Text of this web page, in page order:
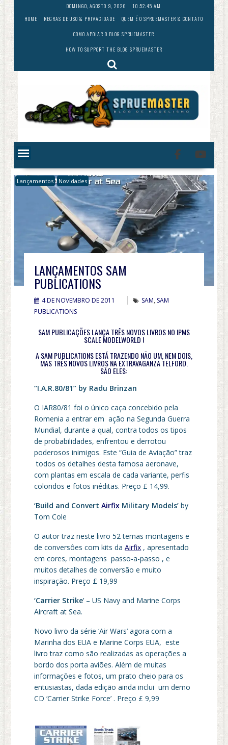
Skip
to
content
DOMINGO, AGOSTO 9, 2026
10:52:46 AM
HOME
REGRAS DE USO & PRIVACIDADE
QUEM É O SPRUEMASTER & CONTATO
COMO APOIAR O BLOG SPRUEMASTER
HOW TO SUPPORT THE BLOG SPRUEMASTER
Lançamentos Novidades
LANÇAMENTOS SAM
PUBLICATIONS
4 DE NOVEMBRO DE 2011 SAM, SAM
PUBLICATIONS
SAM PUBLICAÇÕES LANÇA TRÊS NOVOS LIVROS NO IPMS
SCALE MODELWORLD !
A SAM PUBLICATIONS ESTÁ TRAZENDO NÃO UM, NEM DOIS,
MAS TRÊS NOVOS LIVROS NA EXTRAVAGANZA TELFORD.
SÃO ELES:
“I.A.R.80/81” by Radu Brinzan
O IAR80/81 foi o único caça concebido pela
Romenia a entrar em ação na Segunda Guerra
Mundial, durante a qual, contra todos os tipos
de probabilidades, enfrentou e derrotou
poderosos inimigos. Este “Guia de Aviação” traz
todos os detalhes desta famosa aeronave,
com plantas em escala de cada variante, perfis
coloridos e fotos inéditas. Preço £ 14,99.
‘Build and ConvertAirfix Military Models’ by
Tom Cole
O autor traz neste livro 52 temas montagens e
de conversôes com kits daAirfix , apresentado
em cores, montagens passo-a-passo , e
muitos detalhes de conversão e muito
inspiração. Preço £ 19,99
‘Carrier Strike’ – US Navy and Marine Corps
Aircraft at Sea.
Novo livro da série ‘Air Wars’ agora com a
Marinha dos EUA e Marine Corps EUA, este
livro traz como são realizadas as operações a
bordo dos porta aviões. Além de muitas
informações e fotos, um prato cheio para os
entusiastas, dada edição ainda inclui um demo
CD ‘Carrier Strike Force’ . Preço £ 9,99